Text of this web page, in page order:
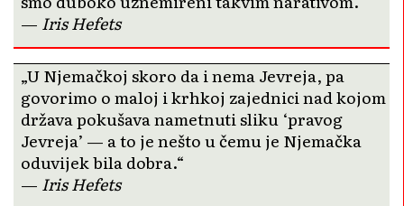
— Iris Hefets
„U Njemačkoj skoro da i nema Jevreja, pa
govorimo o maloj i krhkoj zajednici nad kojom
država pokušava nametnuti sliku ‘pravog
Jevreja’ — a to je nešto u čemu je Njemačka
oduvijek bila dobra.“
— Iris Hefets